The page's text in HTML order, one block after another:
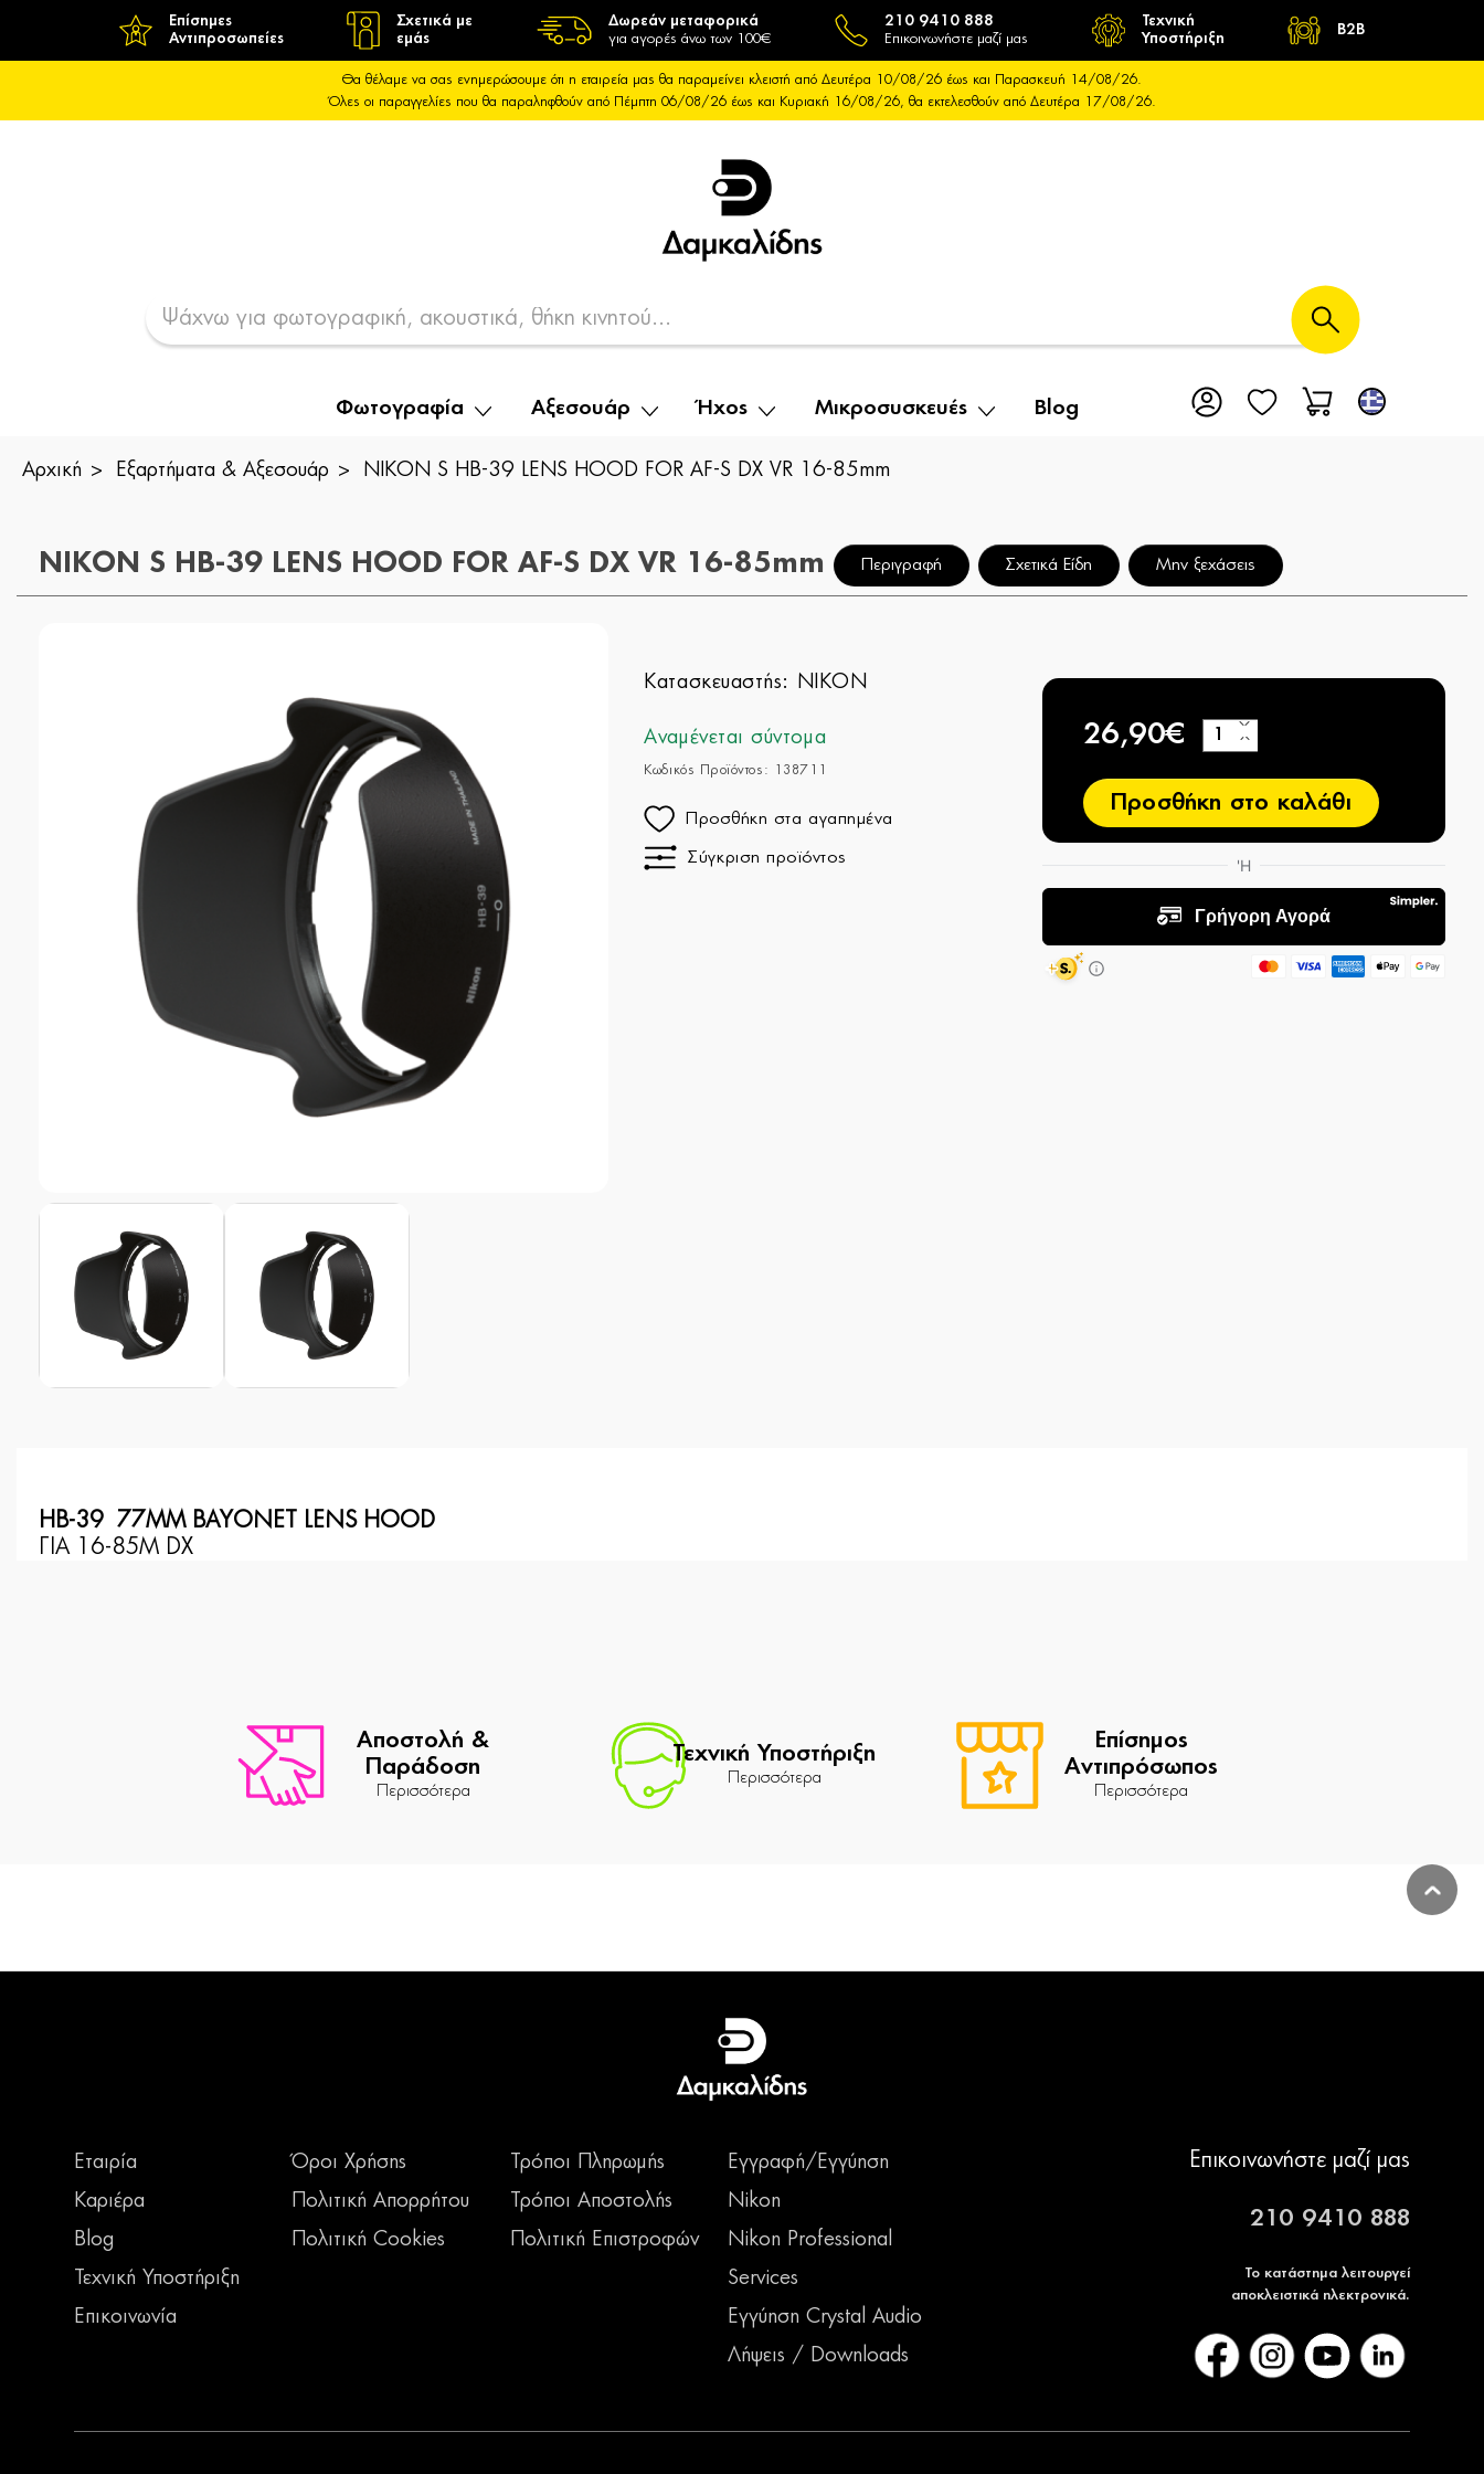
Επίσημες
Αντιπροσωπείες
Σχετικά με
εμάς
Δωρεάν μεταφορικά
για αγορές άνω των 100€
210 9410 888
Επικοινωνήστε μαζί μας
Τεχνική
Υποστήριξη
B2B
Θα θέλαμε να σας ενημερώσουμε ότι η εταιρεία μας θα παραμείνει κλειστή από Δευτέρα 10/08/26 έως και Παρασκευή 14/08/26.
Όλες οι παραγγελίες που θα παραληφθούν από Πέμπτη 06/08/26 έως και Κυριακή 16/08/26, θα εκτελεσθούν από Δευτέρα 17/08/26.
Φωτογραφία Αξεσουάρ Ήχος Μικροσυσκευές Blog
Αρχική Εξαρτήματα & Αξεσουάρ NIKON S HB-39 LENS HOOD FOR AF-S DX VR 16-85mm
NIKON S HB-39 LENS HOOD FOR AF-S DX VR 16-85mm Περιγραφή Σχετικά Είδη Μην ξεχάσεις
Κατασκευαστής: NIKON
Αναμένεται σύντομα
Κωδικός Προϊόντος: 138711
Προσθήκη στα αγαπημένα
Σύγκριση προϊόντος
26,90€ −
+
Προσθήκη στο καλάθι
HB-39 77MM BAYONET LENS HOOD
ΓΙΑ 16-85Μ DX
Αποστολή &
Παράδοση
Περισσότερα
Τεχνική Υποστήριξη
Περισσότερα
Επίσημος
Αντιπρόσωπος
Περισσότερα
Εταιρία
Καριέρα
Blog
Τεχνική Υποστήριξη
Επικοινωνία
Όροι Χρήσης
Πολιτική Απορρήτου
Πολιτική Cookies
Τρόποι Πληρωμής
Τρόποι Αποστολής
Πολιτική Επιστροφών
Εγγραφή/Εγγύηση
Nikon
Nikon Professional
Services
Εγγύηση Crystal Audio
Λήψεις / Downloads
Επικοινωνήστε μαζί μας
210 9410 888
Το κατάστημα λειτουργεί
αποκλειστικά ηλεκτρονικά.